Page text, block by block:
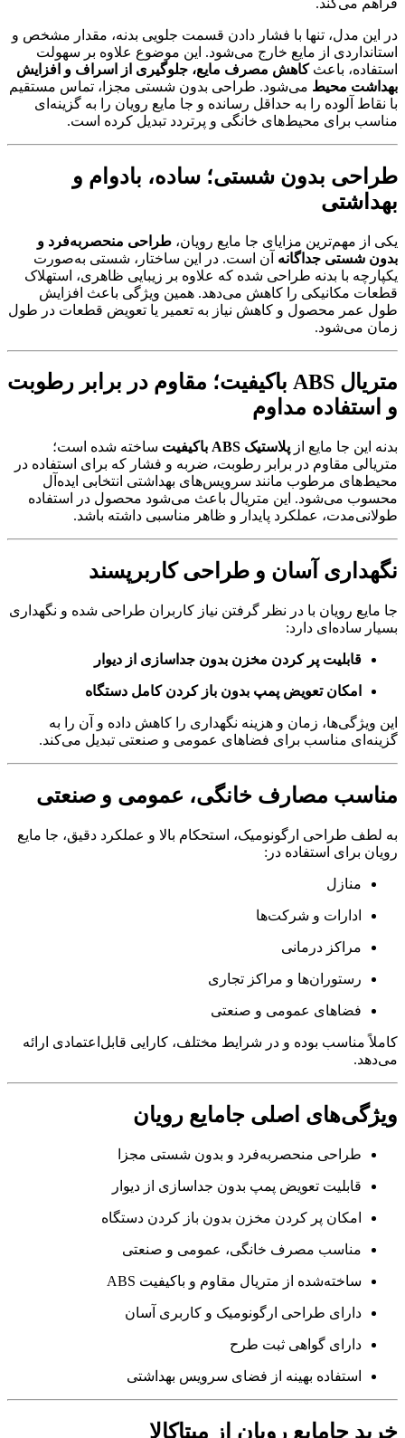
در این مدل، تنها با فشار دادن قسمت جلویی بدنه، مقدار مشخص و
استانداردی از مایع خارج می‌شود. این موضوع علاوه بر سهولت
استفاده، باعثکاهش مصرف مایع، جلوگیری از اسراف و افزایش
بهداشت محیط می‌شود. طراحی بدون شستی مجزا، تماس مستقیم
با نقاط آلوده را به حداقل رسانده و جا مایع رویان را به گزینه‌ای
مناسب برای محیط‌های خانگی و پرتردد تبدیل کرده است.
طراحی بدون شستی؛ ساده، بادوام و
بهداشتی
یکی از مهم‌ترین مزایای جا مایع رویان، طراحی منحصر‌به‌فرد و
بدون شستی جداگانه آن است. در این ساختار، شستی به‌صورت
یکپارچه با بدنه طراحی شده که علاوه بر زیبایی ظاهری، استهلاک
قطعات مکانیکی را کاهش می‌دهد. همین ویژگی باعث افزایش
طول عمر محصول و کاهش نیاز به تعمیر یا تعویض قطعات در طول
زمان می‌شود.
متریال ABS باکیفیت؛ مقاوم در برابر رطوبت
و استفاده مداوم
بدنه این جا مایع از پلاستیک ABS باکیفیت
ساخته شده است؛
متریالی مقاوم در برابر رطوبت، ضربه و فشار که برای استفاده در
محیط‌های مرطوب مانند سرویس‌های بهداشتی انتخابی ایده‌آل
محسوب می‌شود. این متریال باعث می‌شود محصول در استفاده
طولانی‌مدت، عملکرد پایدار و ظاهر مناسبی داشته باشد.
نگهداری آسان و طراحی کاربرپسند
جا مایع رویان با در نظر گرفتن نیاز کاربران طراحی شده و نگهداری
بسیار ساده‌ای دارد:
قابلیت پر کردن مخزن بدون جداسازی از دیوار
امکان تعویض پمپ بدون باز کردن کامل دستگاه
این ویژگی‌ها، زمان و هزینه نگهداری را کاهش داده و آن را به
گزینه‌ای مناسب برای فضاهای عمومی و صنعتی تبدیل می‌کند.
مناسب مصارف خانگی، عمومی و صنعتی
به لطف طراحی ارگونومیک، استحکام بالا و عملکرد دقیق، جا مایع
رویان برای استفاده در:
منازل
ادارات و شرکت‌ها
مراکز درمانی
رستوران‌ها و مراکز تجاری
فضاهای عمومی و صنعتی
کاملاً مناسب بوده و در شرایط مختلف، کارایی قابل‌اعتمادی ارائه
می‌دهد.
ویژگی‌های اصلی جامایع رویان
طراحی منحصر‌به‌فرد و بدون شستی مجزا
قابلیت تعویض پمپ بدون جداسازی از دیوار
امکان پر کردن مخزن بدون باز کردن دستگاه
مناسب مصرف خانگی، عمومی و صنعتی
ساخته‌شده از متریال مقاوم و باکیفیت ABS
دارای طراحی ارگونومیک و کاربری آسان
دارای گواهی ثبت طرح
استفاده بهینه از فضای سرویس بهداشتی
خرید جامایع رویان از میتاکالا